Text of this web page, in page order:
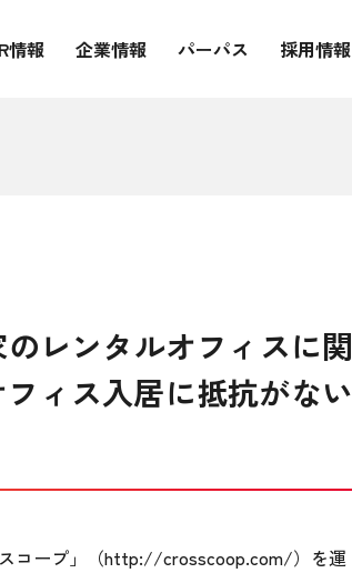
情報 企業情報 パーパス 採用情報
レンタルオフィスに関
ィス入居に抵抗がない
コープ」（http://crosscoop.com/）を運